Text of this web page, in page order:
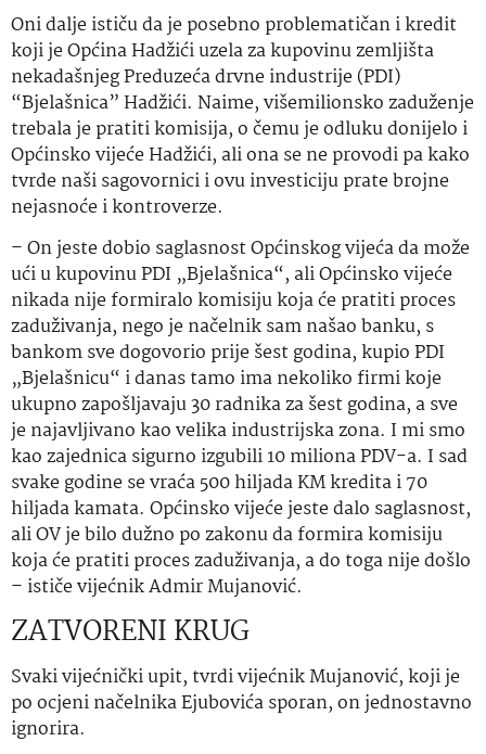
Oni dalje ističu da je posebno problematičan i kredit
koji je Općina Hadžići uzela za kupovinu zemljišta
nekadašnjeg Preduzeća drvne industrije (PDI)
“Bjelašnica” Hadžići. Naime, višemilionsko zaduženje
trebala je pratiti komisija, o čemu je odluku donijelo i
Općinsko vijeće Hadžići, ali ona se ne provodi pa kako
tvrde naši sagovornici i ovu investiciju prate brojne
nejasnoće i kontroverze.
– On jeste dobio saglasnost Općinskog vijeća da može
ući u kupovinu PDI „Bjelašnica“, ali Općinsko vijeće
nikada nije formiralo komisiju koja će pratiti proces
zaduživanja, nego je načelnik sam našao banku, s
bankom sve dogovorio prije šest godina, kupio PDI
„Bjelašnicu“ i danas tamo ima nekoliko firmi koje
ukupno zapošljavaju 30 radnika za šest godina, a sve
je najavljivano kao velika industrijska zona. I mi smo
kao zajednica sigurno izgubili 10 miliona PDV-a. I sad
svake godine se vraća 500 hiljada KM kredita i 70
hiljada kamata. Općinsko vijeće jeste dalo saglasnost,
ali OV je bilo dužno po zakonu da formira komisiju
koja će pratiti proces zaduživanja, a do toga nije došlo
– ističe vijećnik Admir Mujanović.
ZATVORENI KRUG
Svaki vijećnički upit, tvrdi vijećnik Mujanović, koji je
po ocjeni načelnika Ejubovića sporan, on jednostavno
ignorira.